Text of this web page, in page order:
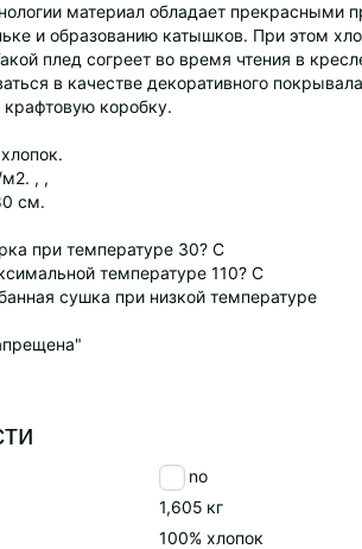
материал обладает прекрасными
и образованию катышков. При этом
плед согреет во время чтения в
в качестве декоративного
коробку.
м2. , ,
см.
при температуре 30? C
температуре 110? C
сушка при низкой температуре
Tkano
1,605 кг
100% хлопок